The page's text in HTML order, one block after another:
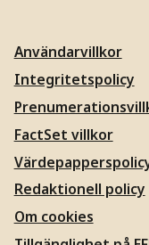
Användarvillkor
Integritetspolicy
FactSet villkor
Redaktionell policy
Om cookies